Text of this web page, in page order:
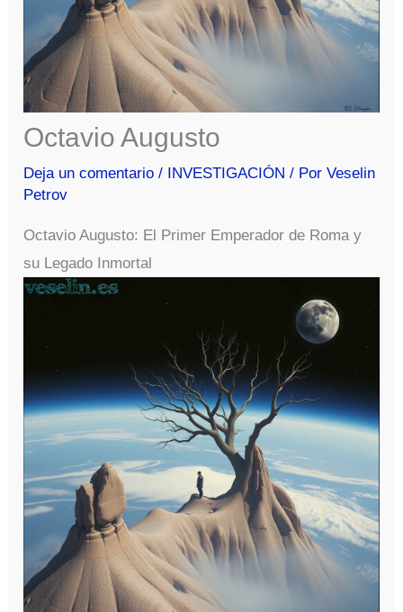
Octavio Augusto
Deja un comentario / INVESTIGACIÓN / PorVeselin
Petrov
Octavio Augusto: El Primer Emperador de Roma y
su Legado Inmortal